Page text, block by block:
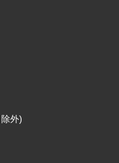
外)